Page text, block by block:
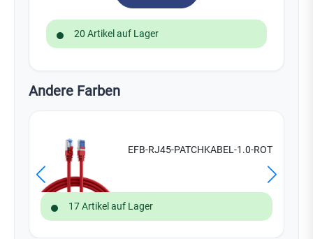
20 Artikel auf Lager
Andere Farben
EFB-RJ45-PATCHKABEL-1.0-ROT
17 Artikel auf Lager